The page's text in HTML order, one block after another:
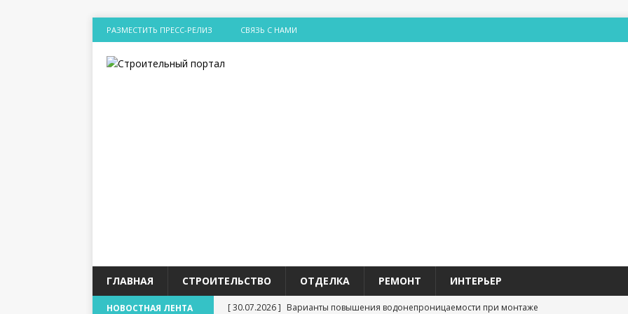
РАЗМЕСТИТЬ ПРЕСС-РЕЛИЗ СВЯЗЬ С НАМИ
ГЛАВНАЯ СТРОИТЕЛЬСТВО ОТДЕЛКА РЕМОНТ ИНТЕРЬЕР
НОВОСТНАЯ ЛЕНТА [ 30.07.2026 ] Варианты повышения водонепроницаемости при монтаже